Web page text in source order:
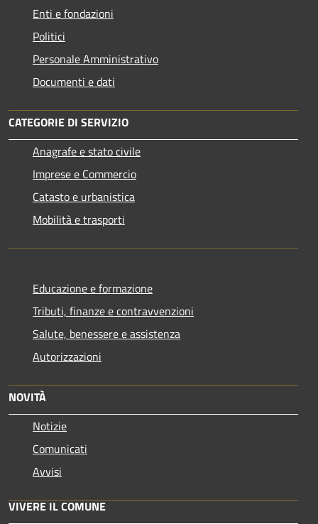
Enti e fondazioni
Politici
Personale Amministrativo
Documenti e dati
CATEGORIE DI SERVIZIO
Anagrafe e stato civile
Imprese e Commercio
Catasto e urbanistica
Mobilità e trasporti
Educazione e formazione
Tributi, finanze e contravvenzioni
Salute, benessere e assistenza
Autorizzazioni
NOVITÀ
Notizie
Comunicati
Avvisi
VIVERE IL COMUNE